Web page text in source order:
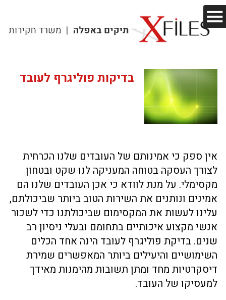
בדיקות פוליגרף לעובד
אין ספק כי אמינותם של העובדים שלנו הכרחית
לצורך העסקה בטוחה המעניקה לנו שקט ובטחון
מקסימלי. על מנת לוודא כי אכן העובדים שלנו הם
אמינים ונותנים את השירות הטוב ביותר שביכולתם,
עלינו לעשות את המקסימום שביכולתנו כדי לשכור
אנשי מקצוע איכותיים בתחומם ובעלי ניסיון רב
שנים. בדיקת פוליגרף לעובד הינה אחד הכלים
השימושיים והיעילים ביותר המאפשרים שמירת
דיסקרטיות מחד ומתן תשובות מהימנות מאידך
למעסיקו של העובד.